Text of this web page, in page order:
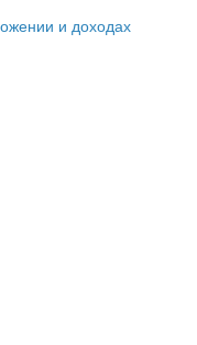
и доходах